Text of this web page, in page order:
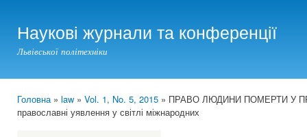
Наукові журнали та конференції
Львівської політехніки
You are here
Головна» law » Vol. 1, No. 5, 2015 » ПРАВО ЛЮДИНИ ПОМЕРТИ У
православні уявлення у світлі міжнародних